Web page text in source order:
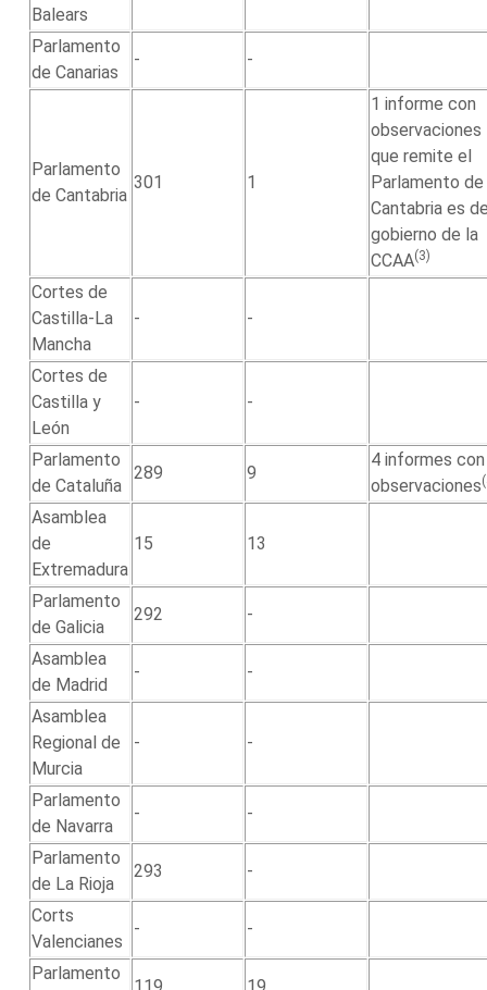
Balears
Parlamento
de Canarias
- -
Parlamento
de Cantabria
301 1
1 informe con
observaciones
que remite el
Parlamento de
Cantabria es
gobierno de la
CCAA(3)
Cortes de
Castilla-La
Mancha
- -
Cortes de
Castilla y
León
- -
Parlamento
de Cataluña
289 9
4 informes con
observaciones
Asamblea
de
Extremadura
15 13
Parlamento
de Galicia
292 -
Asamblea
de Madrid
- -
Asamblea
Regional de
Murcia
- -
Parlamento
de Navarra
- -
Parlamento
de La Rioja
293 -
Corts
Valencianes
- -
Parlamento
119 19